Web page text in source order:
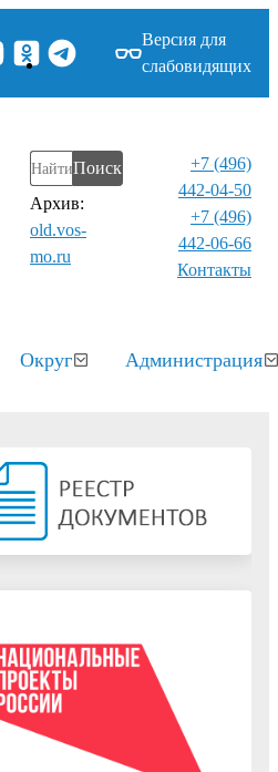
Версия для
слабовидящих
Поиск
Архив:
old.vos-
mo.ru
+7 (496)
442-04-50
+7 (496)
442-06-66
Контакты⁠
Округ Администрация